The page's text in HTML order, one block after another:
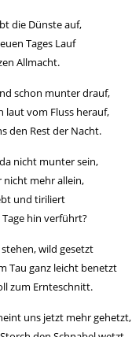
die Dünste auf,
Tages Lauf
Allmacht.
schon munter drauf,
laut vom Fluss herauf,
den Rest der Nacht.
nicht munter sein,
mehr allein,
und tiriliert
hin verführt?
wild gesetzt
Tau ganz leicht benetzt
zum Ernteschnitt.
uns jetzt mehr gehetzt,